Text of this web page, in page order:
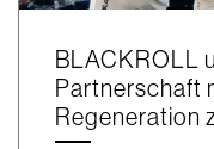
BLACKROLL
Partnerschaft
Regeneration